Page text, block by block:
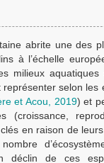
abrite une des
à l’échelle
milieux
selon les
et Acou, 2019) et
(croissance,
en raison de
déclin de ces